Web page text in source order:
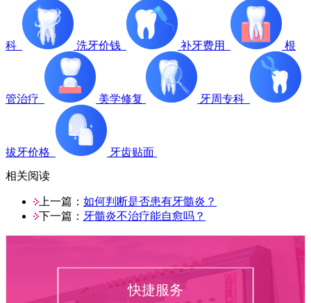
科 洗牙价钱 补牙费用 根
管治疗 美学修复 牙周专科
拔牙价格
牙齿贴面
相关阅读
上一篇： 如何判断是否患有牙髓炎？
下一篇： 牙髓炎不治疗能自愈吗？
快捷服务